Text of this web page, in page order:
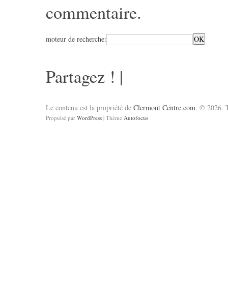
commentaire.
moteur de recherche:
Partagez ! |
Le contenu est la propriété de Clermont Centre.com. © 2026.
Propulsé par WordPress | Thème Autofocus